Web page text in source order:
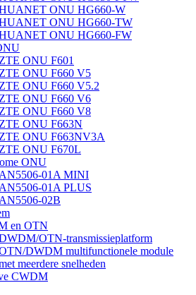
ONU HG660-W
ONU HG660-TW
ONU HG660-FW
ZTE ONU F601
ZTE ONU F660 V5
ZTE ONU F660 V5.2
ZTE ONU F660 V6
ZTE ONU F660 V8
ZTE ONU F663N
ZTE ONU F663NV3A
ZTE ONU F670L
ONU
AN5506-01A MINI
AN5506-01A PLUS
AN5506-02B
en OTN
OTN-transmissieplatform
DWDM multifunctionele module
meerdere snelheden
CWDM